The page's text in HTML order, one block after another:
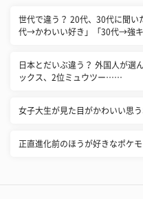
世代で違う？ 20代、30代に聞い
代→かわいい好き」「30代→強キ
日本とだいぶ違う？ 外国人が選
ックス、2位ミュウツー……
女子大生が見た目がかわいい思
正直進化前のほうが好きなポケ